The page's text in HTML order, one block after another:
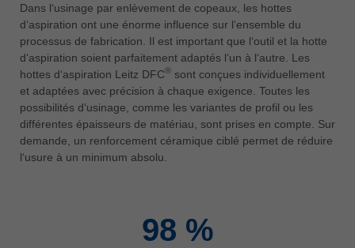
USA
english
Việt Nam
tiếng việt
中国
ประเทศไทย
yкраїнська
Dans l‘usinage par enlèvement de copeaux, les hottes
d‘aspiration ont une énorme influence sur l‘ensemble du
processus de fabrication. Il est important que l‘outil et la hotte
d‘aspiration soient parfaitement adaptés l‘un à l‘autre. Les
hottes d‘aspiration Leitz DFC® sont conçues individuellement
et adaptées avec précision à chaque exigence. Toutes les
possibilités d‘usinage, comme les variantes de profil ou les
différentes épaisseurs de matériau, sont prises en compte. Sur
demande, un renforcement céramique ciblé permet de réduire
l‘usure à un minimum absolu.
98 %